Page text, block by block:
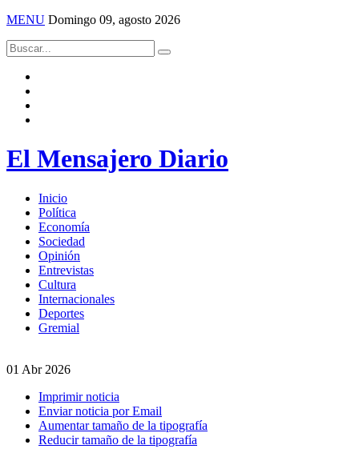
MENU Domingo 09, agosto 2026
El Mensajero Diario
Inicio
Política
Economía
Sociedad
Opinión
Entrevistas
Cultura
Internacionales
Deportes
Gremial
01 Abr 2026
Imprimir noticia
Enviar noticia por Email
Aumentar tamaño de la tipografía
Reducir tamaño de la tipografía